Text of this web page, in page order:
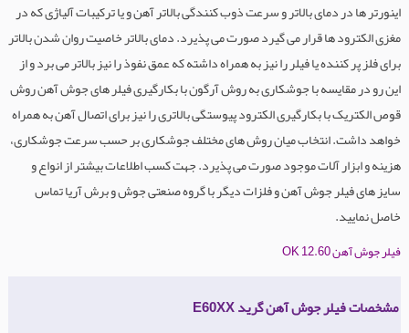
اینورتر ها در دمای بالاتر و سرعت ذوب کنندگی بالاتر آهن و یا ترکیبات آلیاژی که در
مغزی الکترود ها قرار می گیرد صورت می پذیرد. دمای بالاتر خاصیت روان شدن بالاتر
برای فلز پر کننده یا فیلر را نیز به همراه داشته که عمق نفوذ را نیز بالاتر می برد و از
این رو در مقایسه با جوشکاری به روش آرگون با بکارگیری فیلر های جوش آهن روش
قوص الکتریک با بکارگیری الکترود پیوستگی بالاتری را نیز برای اتصال آهن به همراه
خواهد داشت. انتخاب میان روش های مختلف جوشکاری بر حسب سرعت جوشکاری،
هزینه و ابزار آلات موجود صورت می پذیرد. جهت کسب اطلاعات بیشتر از انواع و
سایز های فیلر جوش آهن و فلزات دیگر با گروه صنعتی جوش و برش آریا تماس
خاصل نمایید.
فیلر جوش آهن OK 12.60
مشخصات فیلر جوش آهن گرید E60XX